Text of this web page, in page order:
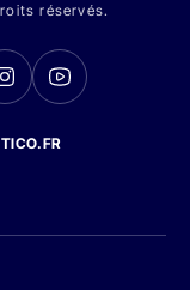
réservés.